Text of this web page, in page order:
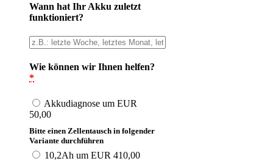
Wann hat Ihr Akku zuletzt
funktioniert?
Wie können wir Ihnen helfen?
*
Akkudiagnose um EUR
50,00
Bitte einen Zellentausch in folgender
Variante durchführen
10,2Ah um EUR 410,00